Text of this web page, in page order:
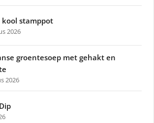
kool stamppot
2026
groentesoep met gehakt en
2026